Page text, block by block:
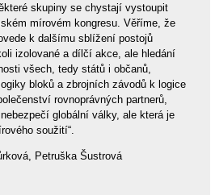
skupiny se chystají vystoupit
mírovém kongresu. Věříme, že
k dalšímu sblížení postojů
izolované a dílčí akce, ale hledání
všech, tedy států i občanů,
bloků a zbrojních závodů k logice
rovnoprávných partnerů,
globální války, ale která je
soužití“.
Petruška Šustrová